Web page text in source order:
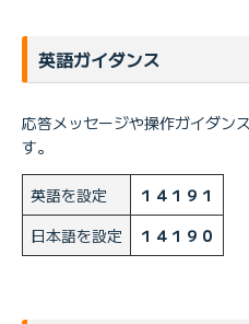
英語ガイダンス
応答メッセージや操作ガイダン
す。
英語を設定
１４１９１
日本語を設定
１４１９０